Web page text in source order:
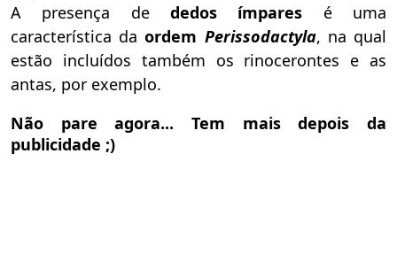
A presença de dedos ímpares é uma
característica daordem Perissodactyla, na qual
estão incluídos também os rinocerontes e as
antas, por exemplo.
Não pare agora... Tem mais depois da
publicidade ;)